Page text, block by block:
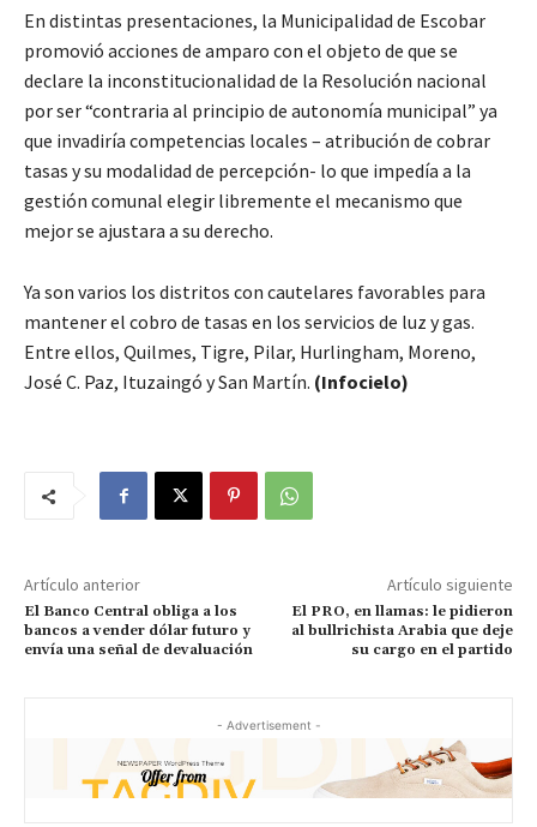
En distintas presentaciones, la Municipalidad de Escobar
promovió acciones de amparo con el objeto de que se
declare la inconstitucionalidad de la Resolución nacional
por ser “contraria al principio de autonomía municipal” ya
que invadiría competencias locales – atribución de cobrar
tasas y su modalidad de percepción- lo que impedía a la
gestión comunal elegir libremente el mecanismo que
mejor se ajustara a su derecho.
Ya son varios los distritos con cautelares favorables para
mantener el cobro de tasas en los servicios de luz y gas.
Entre ellos, Quilmes, Tigre, Pilar, Hurlingham, Moreno,
José C. Paz, Ituzaingó y San Martín. (Infocielo)
Artículo anterior
El Banco Central obliga a los
bancos a vender dólar futuro y
envía una señal de devaluación
Artículo siguiente
El PRO, en llamas: le pidieron
al bullrichista Arabia que deje
su cargo en el partido
- Advertisement -